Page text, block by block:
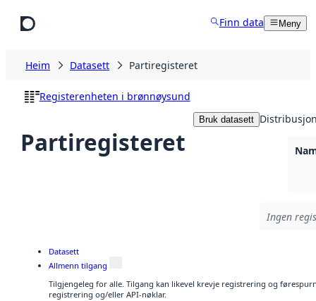
Finn data Meny
Heim Datasett Partiregisteret
Registerenheten i brønnøysund
Partiregisteret
Bruk datasett
Ingen
Datasett
Allmenn tilgang
Tilgjengeleg for alle. Tilgang kan likevel krevje registrering og
registrering og/eller API-nøklar.